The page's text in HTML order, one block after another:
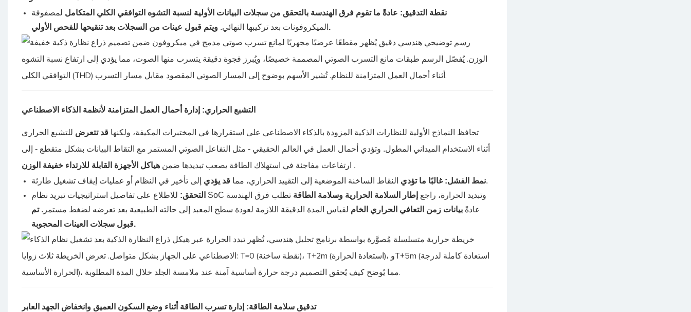
نقطة التدقيق: عادةً ما تقوم فرق الهندسة بالتحقق من سجلات البيانات الأولية لنسبة التشوه التوافقي الكلي المتكامل لمصفوفة
الميكروفونات بعد تركيبها النهائي. ويتم قبول عينات من السجلات بعد تنقيحها للفحص الأولي.
التشبع الحراري: إدارة أحمال العمل المتزامنة لأنظمة الذكاء الاصطناعي
تحافظ النماذج الأولية للنظارات الذكية المزودة بالذكاء الاصطناعي على استقرارها في المختبرات المكيفة، ولكنهاقد تتعرض للتشبع الحراري
أثناء الاستخدام الميداني المطول. وتؤدي أحمال العمل في العالم الحقيقي - مثل التفاعل الصوتي المستمر مع التقاط البيانات بشكل متقطع - إلى
ارتفاعات مفاجئة في استهلاك الطاقة يصعب تبديدها ضمنهياكل الأجهزة القابلة للارتداء خفيفة الوزن
.
نمط الفشل: غالبًا ما تؤدي النقاط الساخنة الموضعية إلى التقييد الحراري، مما قد يؤدي
إلى تأخير في النظام أو عمليات إيقاف تشغيل طارئة.
التحقق:
للاطلاع على تفاصيل استراتيجيات تبريد نظام SoC وتبديد الحرارة، راجع إطار السلامة الحرارية وسلامة الطاقة تطلب فرق الهندسة
عادةً بيانات زمن التعافي الحراري الخام لقياس المدة الدقيقة اللازمة لعودة سطح المعبد إلى حالته الطبيعية بعد تعرضه لضغط مستمر.تم
قبول سجلات العينات المحجوبة.
تدقيق سلامة الطاقة: إدارة تسرب الطاقة أثناء وضع السكون العميق وانخفاض الجهد العابر